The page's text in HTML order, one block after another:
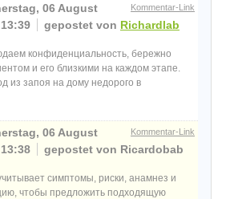
Kommentar-Link
06 August
gepostet von Richardlab
конфиденциальность, бережно
и его близкими на каждом этапе.
из запоя на дому недорого в
Kommentar-Link
06 August
gepostet von Ricardobab
симптомы, риски, анамнез и
чтобы предложить подходящую